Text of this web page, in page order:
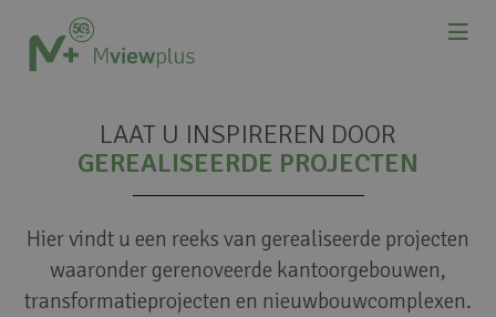
LAAT U INSPIREREN DOOR
GEREALISEERDE PROJECTEN
Hier vindt u een reeks van gerealiseerde projecten
waaronder gerenoveerde kantoorgebouwen,
transformatieprojecten en nieuwbouwcomplexen.